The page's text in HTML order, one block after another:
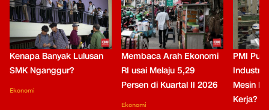
Kenapa Banyak Lulusan
SMK Nganggur?
Ekonomi
Membaca Arah Ekonomi
RI usai Melaju 5,29
Persen di Kuartal II 2026
Ekonomi
PMI
Industri
Mesin
Kerja?